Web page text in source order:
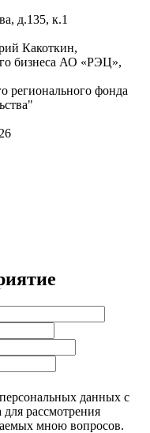
д.135, к.1
Какоткин,
бизнеса АО «РЭЦ»,
регионального фонда
данных с
рассмотрения
мною вопросов.